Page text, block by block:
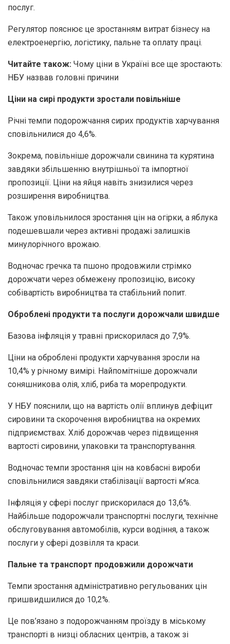
послуг.
Регулятор пояснює це зростанням витрат бізнесу на
електроенергію, логістику, пальне та оплату праці.
Читайте також: Чому ціни в Україні все ще зростають:
НБУ назвав головні причини
Ціни на сирі продукти зростали повільніше
Річні темпи подорожчання сирих продуктів харчування
сповільнилися до 4,6%.
Зокрема, повільніше дорожчали свинина та курятина
завдяки збільшенню внутрішньої та імпортної
пропозиції. Ціни на яйця навіть знизилися через
розширення виробництва.
Також уповільнилося зростання цін на огірки, а яблука
подешевшали через активні продажі залишків
минулорічного врожаю.
Водночас гречка та пшоно продовжили стрімко
дорожчати через обмежену пропозицію, високу
собівартість виробництва та стабільний попит.
Оброблені продукти та послуги дорожчали швидше
Базова інфляція у травні прискорилася до 7,9%.
Ціни на оброблені продукти харчування зросли на
10,4% у річному вимірі. Найпомітніше дорожчали
соняшникова олія, хліб, риба та морепродукти.
У НБУ пояснили, що на вартість олії вплинув дефіцит
сировини та скорочення виробництва на окремих
підприємствах. Хліб дорожчав через підвищення
вартості сировини, упаковки та транспортування.
Водночас темпи зростання цін на ковбасні вироби
сповільнилися завдяки стабілізації вартості м’яса.
Інфляція у сфері послуг прискорилася до 13,6%.
Найбільше подорожчали транспортні послуги, технічне
обслуговування автомобілів, курси водіння, а також
послуги у сфері дозвілля та краси.
Пальне та транспорт продовжили дорожчати
Темпи зростання адміністративно регульованих цін
пришвидшилися до 10,2%.
Це пов’язано з подорожчанням проїзду в міському
транспорті в низці обласних центрів, а також зі